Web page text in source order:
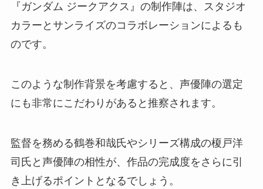
『ガンダム ジークアクス』の制作陣は、スタジオ
カラーとサンライズのコラボレーションによるも
のです。
このような制作背景を考慮すると、声優陣の選定
にも非常にこだわりがあると推察されます。
監督を務める鶴巻和哉氏やシリーズ構成の榎戸洋
司氏と声優陣の相性が、作品の完成度をさらに引
き上げるポイントとなるでしょう。